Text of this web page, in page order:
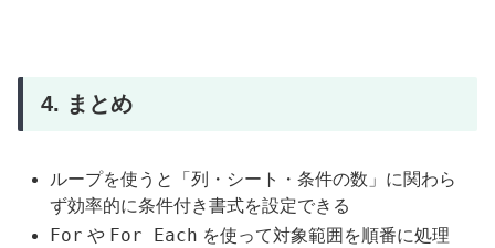
4. まとめ
ループを使うと「列・シート・条件の数」に関わら
ず効率的に条件付き書式を設定できる
For や For Each を使って対象範囲を順番に処理